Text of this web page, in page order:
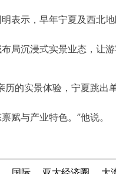
表示，早年宁夏及西北
局沉浸式实景业态，让
历的实景体验，宁夏跳
赋与产业特色。”他说。